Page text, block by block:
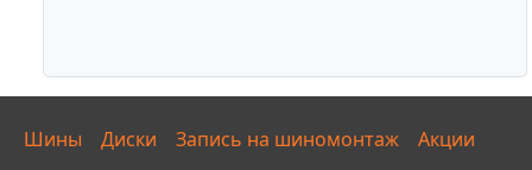
Шины Диски Запись на шиномонтаж
Акции